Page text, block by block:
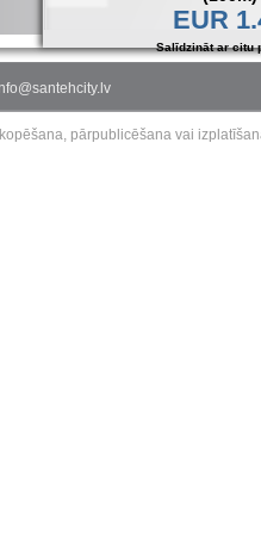
EUR
Salīdzināt ar citu
pārpublicēšana vai